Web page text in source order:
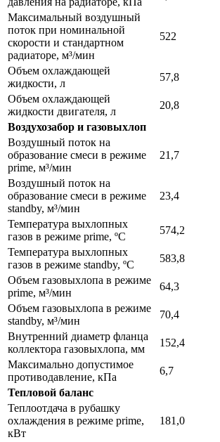
Максимальный воздушный
поток при номинальной
скорости и стандартном
радиаторе, м³/мин
522
Объем охлаждающей
жидкости, л
57,8
Объем охлаждающей
жидкости двигателя, л
20,8
Воздухозабор и газовыхлоп
Воздушный поток на
образование смеси в режиме
prime, м³/мин
21,7
Воздушный поток на
образование смеси в режиме
standby, м³/мин
23,4
Температура выхлопных
газов в режиме prime, ºС
574,2
Температура выхлопных
газов в режиме standby, ºС
583,8
Объем газовыхлопа в режиме
prime, м³/мин
64,3
Объем газовыхлопа в режиме
standby, м³/мин
70,4
Внутренний диаметр фланца
коллектора газовыхлопа, мм
152,4
Максимально допустимое
противодавление, кПа
6,7
Тепловой баланс
Теплоотдача в рубашку
охлаждения в режиме prime,
кВт
181,0